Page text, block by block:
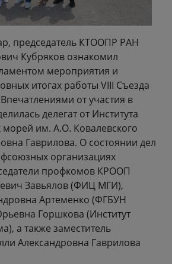
председатель КТООПР РАН
Кубряков ознакомил
мероприятия и
итогах работы VIII Съезда
от участия в
делегат от Института
им. А.О. Ковалевского
Гаврилова. О состоянии дел
организациях
профкомов КРООП
Завьялов (ФИЦ МГИ),
Артеменко (ФГБУН
Горшкова (Институт
а также заместитель
Александровна Гаврилова